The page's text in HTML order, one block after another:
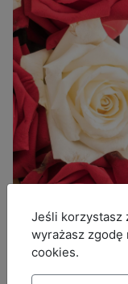
Treść życzeń
Jeśli korzystasz
wyrażasz zgodę
cookies.